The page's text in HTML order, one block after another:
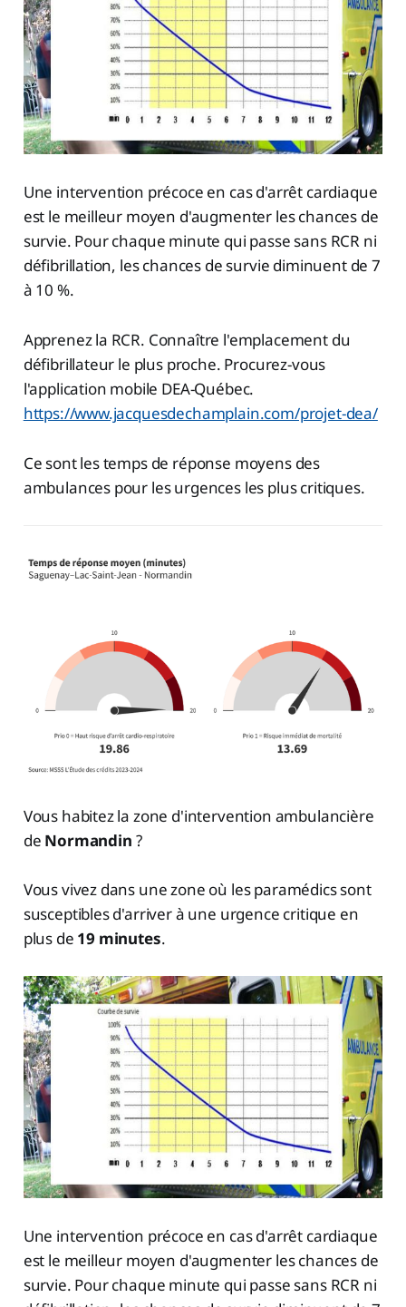
Une intervention précoce en cas d'arrêt cardiaque
est le meilleur moyen d'augmenter les chances de
survie. Pour chaque minute qui passe sans RCR ni
défibrillation, les chances de survie diminuent de 7
à 10 %.
Apprenez la RCR. Connaître l'emplacement du
défibrillateur le plus proche. Procurez-vous
l'application mobile DEA-Québec.
https://www.jacquesdechamplain.com/projet-dea/
Ce sont les temps de réponse moyens des
ambulances pour les urgences les plus critiques.
Vous habitez la zone d'intervention ambulancière
de Normandin ?
Vous vivez dans une zone où les paramédics sont
susceptibles d'arriver à une urgence critique en
plus de 19 minutes.
Une intervention précoce en cas d'arrêt cardiaque
est le meilleur moyen d'augmenter les chances de
survie. Pour chaque minute qui passe sans RCR ni